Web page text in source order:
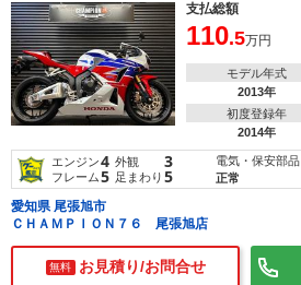
支払総額
110.5万円
モデル年式
2013年
初度登録年
2014年
エンジン4 外観 3
フレーム5 足まわり 5
電気・保安部品
正常
愛知県 尾張旭市
ＣＨＡＭＰＩＯＮ７６ 尾張旭店
無料 お見積り/お問合せ